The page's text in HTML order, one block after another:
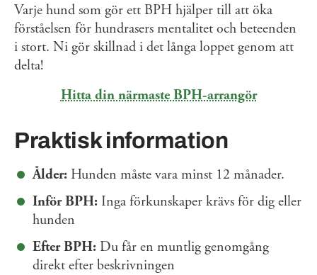
Varje hund som gör ett BPH hjälper till att öka
förståelsen för hundrasers mentalitet och beteenden
i stort. Ni gör skillnad i det långa loppet genom att
delta!
Hitta din närmaste BPH-arrangör
Praktisk information
Ålder: Hunden måste vara minst 12 månader.
Inför BPH: Inga förkunskaper krävs för dig eller
hunden
Efter BPH: Du får en muntlig genomgång
direkt efter beskrivningen